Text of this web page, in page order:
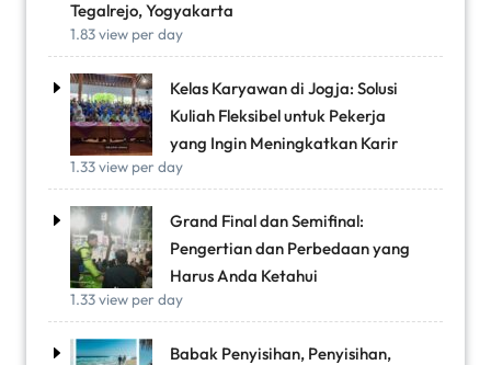
Tegalrejo, Yogyakarta
1.83 view per day
Kelas Karyawan di Jogja: Solusi
Kuliah Fleksibel untuk Pekerja
yang Ingin Meningkatkan Karir
1.33 view per day
Grand Final dan Semifinal:
Pengertian dan Perbedaan yang
Harus Anda Ketahui
1.33 view per day
Babak Penyisihan, Penyisihan,